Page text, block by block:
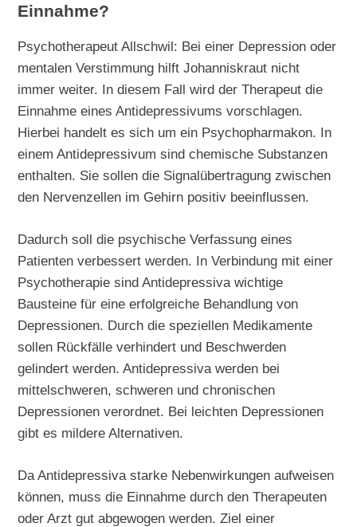
Einnahme?
Psychotherapeut Allschwil: Bei einer Depression oder
mentalen Verstimmung hilft Johanniskraut nicht
immer weiter. In diesem Fall wird der Therapeut die
Einnahme eines Antidepressivums vorschlagen.
Hierbei handelt es sich um ein Psychopharmakon. In
einem Antidepressivum sind chemische Substanzen
enthalten. Sie sollen die Signalübertragung zwischen
den Nervenzellen im Gehirn positiv beeinflussen.
Dadurch soll die psychische Verfassung eines
Patienten verbessert werden. In Verbindung mit einer
Psychotherapie sind Antidepressiva wichtige
Bausteine für eine erfolgreiche Behandlung von
Depressionen. Durch die speziellen Medikamente
sollen Rückfälle verhindert und Beschwerden
gelindert werden. Antidepressiva werden bei
mittelschweren, schweren und chronischen
Depressionen verordnet. Bei leichten Depressionen
gibt es mildere Alternativen.
Da Antidepressiva starke Nebenwirkungen aufweisen
können, muss die Einnahme durch den Therapeuten
oder Arzt gut abgewogen werden. Ziel einer